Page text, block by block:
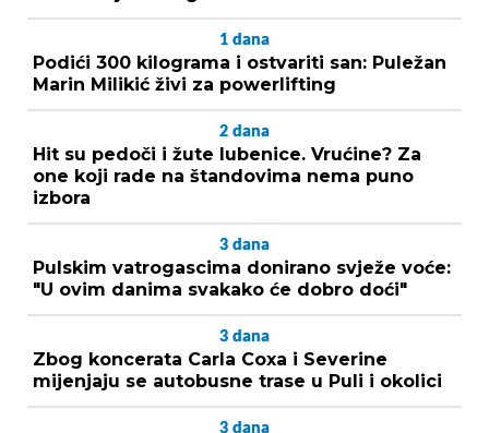
1 dana
Podići 300 kilograma i ostvariti san: Puležan
Marin Milikić živi za powerlifting
2 dana
Hit su pedoči i žute lubenice. Vrućine? Za
one koji rade na štandovima nema puno
izbora
3 dana
Pulskim vatrogascima donirano svježe voće:
"U ovim danima svakako će dobro doći"
3 dana
Zbog koncerata Carla Coxa i Severine
mijenjaju se autobusne trase u Puli i okolici
3 dana